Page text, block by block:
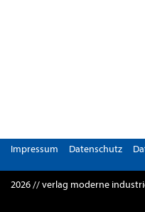
Impressum Datenschutz
2026 // verlag moderne